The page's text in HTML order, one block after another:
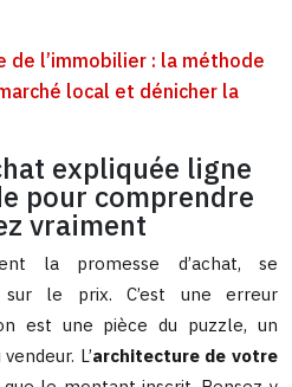
de l’immobilier : la méthode
local et dénicher la
expliquée ligne
pour comprendre
vraiment
la promesse d’achat, se
sur le prix. C’est une erreur
est une pièce du puzzle, un
L’architecture de votre